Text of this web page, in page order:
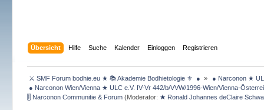
Übersicht Hilfe Suche Kalender Einloggen Registrieren
⚔ SMF Forum bodhie.eu ★ 📚 Akademie Bodhietologie ⚜  ● »
● Narconon ★
● Narconon Wien/Vienna ★ ULC e.V. IV-Vr 442/b/VVW/1996-Wien/Vienna-
🎚 Narconon Communitie & Forum(Moderator: ★ Ronald Johannes deClaire